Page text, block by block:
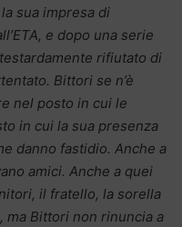
sua impresa di
e dopo una serie
rifiutato di
Bittori se n’è
nel posto in cui le
in cui la sua presenza
danno fastidio. Anche a
amici. Anche a quei
il fratello, la sorella
ma Bittori non rinuncia a